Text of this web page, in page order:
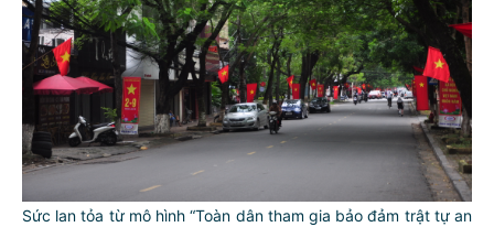
Sức lan tỏa từ mô hình “Toàn dân tham gia bảo đảm trật tự an